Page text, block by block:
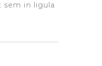
sem in ligula